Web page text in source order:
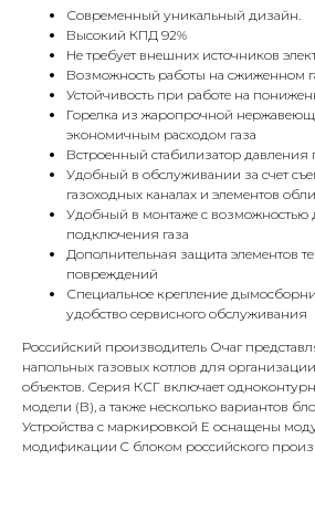
Современный уникальный дизайн.
Высокий КПД 92%
Не требует внешних источников
Возможность работы на сжиженном
Устойчивость при работе на
Горелка из жаропрочной
экономичным расходом газа
Встроенный стабилизатор давления
Удобный в обслуживании за счет
газоходных каналах и элементов
Удобный в монтаже с возможностью
подключения газа
Дополнительная защита элементов
повреждений
Специальное крепление
удобство сервисного обслуживания
Российский производитель Очаг
напольных газовых котлов для
объектов. Серия КСГ включает
модели (В), а также несколько вариантов
Устройства с маркировкой E оснащены
модификации C блоком российского
Адрес
Г.Москва Волоколамское шоссе,
71/22к2
Пн-вс с 9:00 до 18:00
Телефон
8 495 233-79-79
8 985 233-79-79
КОНТАКТЫ